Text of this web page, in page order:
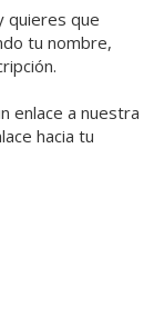
quieres que
tu nombre,
enlace a nuestra
hacia tu